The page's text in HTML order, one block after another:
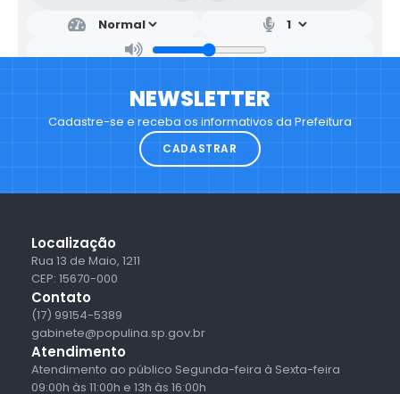
NEWSLETTER
Cadastre-se e receba os informativos da Prefeitura
CADASTRAR
Localização
Rua 13 de Maio, 1211
CEP: 15670-000
Contato
(17) 99154-5389
gabinete@populina.sp.gov.br
Atendimento
Atendimento ao público Segunda-feira à Sexta-feira
09:00h às 11:00h e 13h às 16:00h